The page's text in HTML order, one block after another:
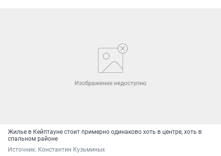
Жилье в Кейптауне стоит примерно одинаково хоть в центре, хоть в
спальном районе
Источник: Константин Кузьминых